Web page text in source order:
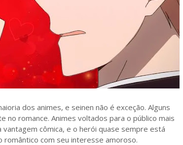
dos animes, e seinen não é exceção. Alguns
no romance. Animes voltados para o público mais
cômica, e o herói quase sempre está
com seu interesse amoroso.